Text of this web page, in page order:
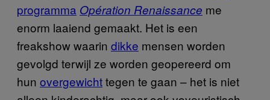
programma Opération Renaissance me
enorm laaiend gemaakt. Het is een
freakshow waarin dikke mensen worden
gevolgd terwijl ze worden geopereerd om
hun overgewichttegen te gaan – het is niet